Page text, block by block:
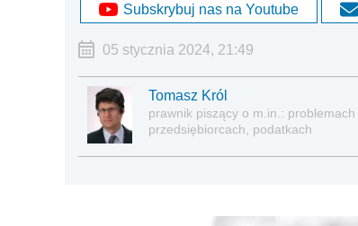
Subskrybuj nas na Youtube
05 stycznia 2024, 21:49
Tomasz Król
prawnik piszący o m.in.:
przedsiębiorcach, podatkach